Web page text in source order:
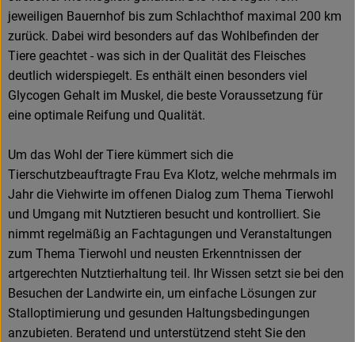
jeweiligen Bauernhof bis zum Schlachthof maximal 200 km
zurück. Dabei wird besonders auf das Wohlbefinden der
Tiere geachtet - was sich in der Qualität des Fleisches
deutlich widerspiegelt. Es enthält einen besonders viel
Glycogen Gehalt im Muskel, die beste Voraussetzung für
eine optimale Reifung und Qualität.
Um das Wohl der Tiere kümmert sich die
Tierschutzbeauftragte Frau Eva Klotz, welche mehrmals im
Jahr die Viehwirte im offenen Dialog zum Thema Tierwohl
und Umgang mit Nutztieren besucht und kontrolliert. Sie
nimmt regelmäßig an Fachtagungen und Veranstaltungen
zum Thema Tierwohl und neusten Erkenntnissen der
artgerechten Nutztierhaltung teil. Ihr Wissen setzt sie bei den
Besuchen der Landwirte ein, um einfache Lösungen zur
Stalloptimierung und gesunden Haltungsbedingungen
anzubieten. Beratend und unterstützend steht Sie den